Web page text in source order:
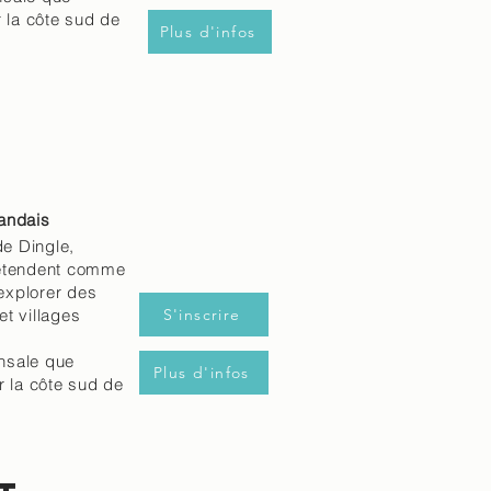
la côte sud de
Plus d'infos
Dingle,
comme
des
villages
que
la côte sud de
S'inscrire
Plus d'infos